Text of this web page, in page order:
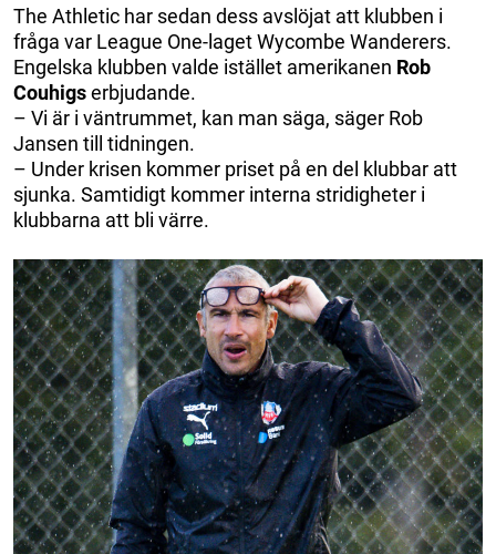
The Athletic har sedan dess avslöjat att klubben i
fråga var League One-laget Wycombe Wanderers.
Engelska klubben valde istället amerikanen Rob
Couhigserbjudande.
– Vi är i väntrummet, kan man säga, säger Rob
Jansen till tidningen.
– Under krisen kommer priset på en del klubbar att
sjunka. Samtidigt kommer interna stridigheter i
klubbarna att bli värre.